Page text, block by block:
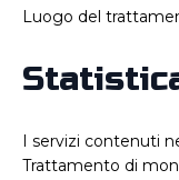
Luogo del
I servizi contenuti
Trattamento di